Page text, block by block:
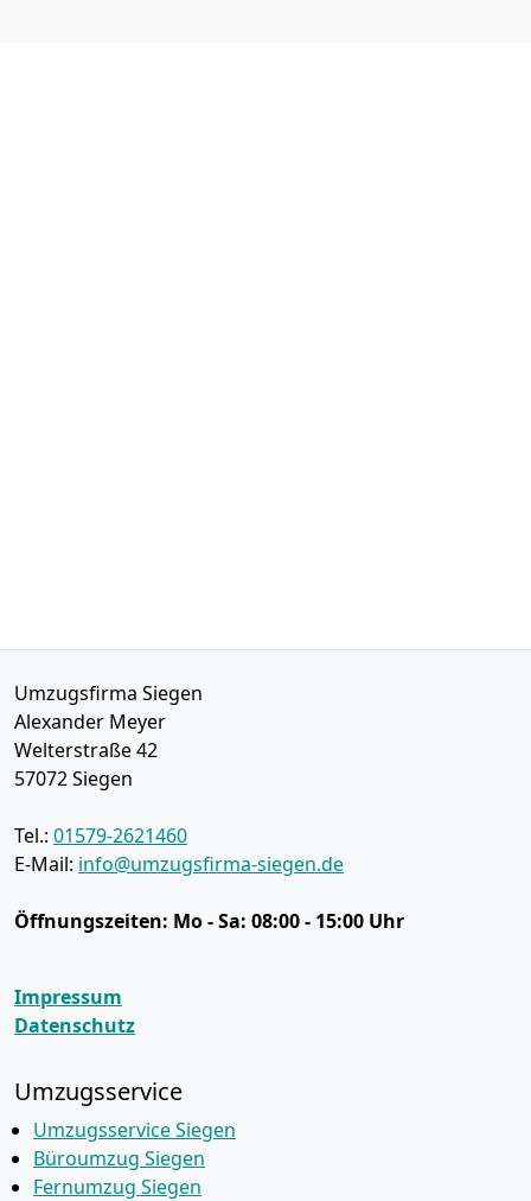
Umzugsfirma Siegen
Alexander Meyer
Welterstraße 42
57072Siegen
Tel.: 01579-2621460
E-Mail: info@umzugsfirma-siegen.de
Öffnungszeiten: Mo - Sa: 08:00 - 15:00 Uhr
Impressum
Datenschutz
Umzugsservice
Umzugsservice Siegen
Büroumzug Siegen
Fernumzug Siegen